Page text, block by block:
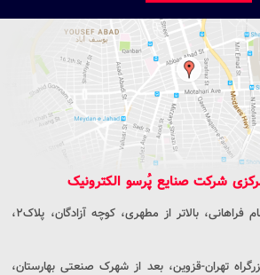
شرکت صنایع پُرسو الکترونیک
تهران، خیابان قائم مقام فراهانی، بالاتر از مطهری، کوچه آزادگان، پلاک2،
50 بزرگراه تهران-قزوین، بعد از شهرک صنعتی بهارستان،